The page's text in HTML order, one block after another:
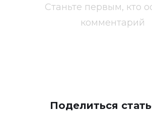
Станьте первым, кто
комментарий
Поделиться